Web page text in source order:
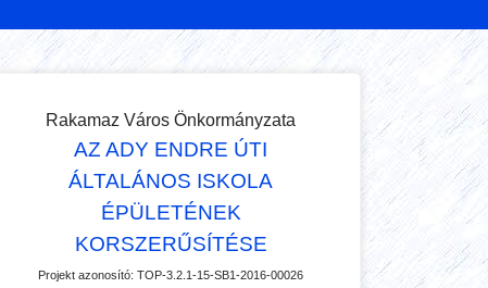
Rakamaz Város Önkormányzata
AZ ADY ENDRE ÚTI
ÁLTALÁNOS ISKOLA
ÉPÜLETÉNEK
KORSZERŰSÍTÉSE
Projekt azonosító: TOP-3.2.1-15-SB1-2016-00026